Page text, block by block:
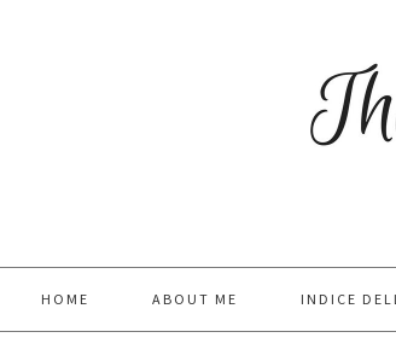
HOME ABOUT ME INDICE